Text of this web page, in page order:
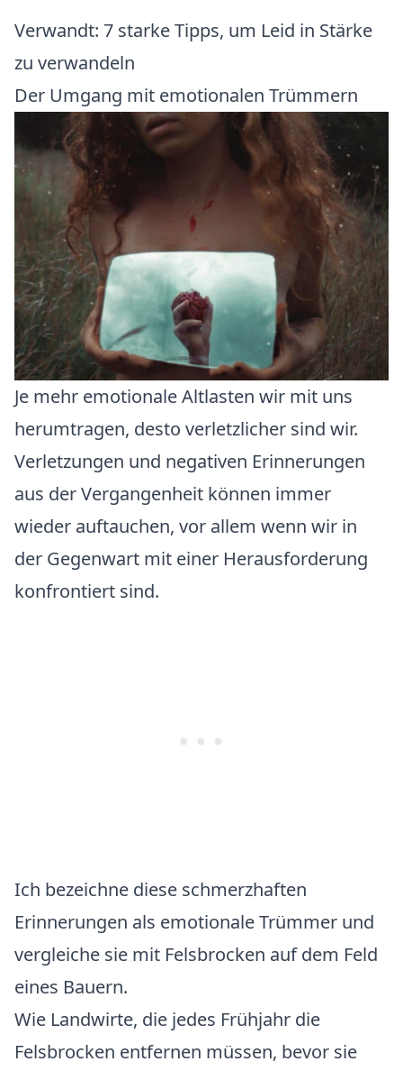
Verwandt: 7 starke Tipps, um Leid in Stärke
zu verwandeln
Der Umgang mit emotionalen Trümmern
Je mehr emotionale Altlasten wir mit uns
herumtragen, desto verletzlicher sind wir.
Verletzungen und negativen Erinnerungen
aus der Vergangenheit können immer
wieder auftauchen, vor allem wenn wir in
der Gegenwart mit einer Herausforderung
konfrontiert sind.
Ich bezeichne diese schmerzhaften
Erinnerungen als emotionale Trümmer und
vergleiche sie mit Felsbrocken auf dem Feld
eines Bauern.
Wie Landwirte, die jedes Frühjahr die
Felsbrocken entfernen müssen, bevor sie